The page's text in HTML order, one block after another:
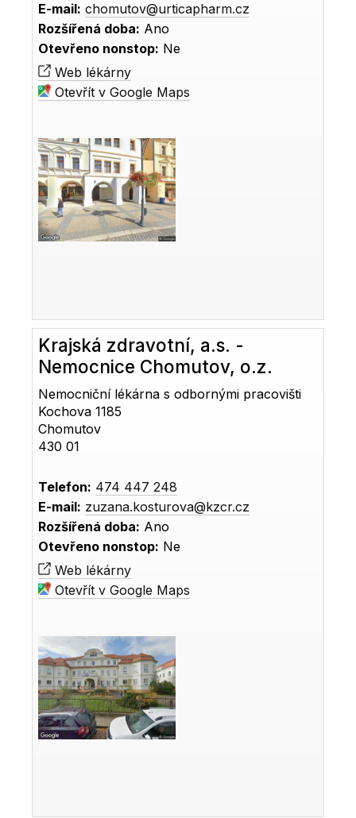
E-mail: chomutov@urticapharm.cz
Rozšířená doba: Ano
Otevřeno nonstop: Ne
Web lékárny
Otevřít v Google Maps
Krajská zdravotní, a.s. -
Nemocnice Chomutov, o.z.
Nemocniční lékárna s odbornými pracovišti
Kochova 1185
Chomutov
430 01
Telefon: 474 447 248
E-mail: zuzana.kosturova@kzcr.cz
Rozšířená doba: Ano
Otevřeno nonstop: Ne
Web lékárny
Otevřít v Google Maps